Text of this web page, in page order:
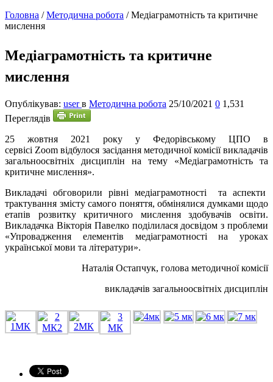
Головна /Методична робота /Медіаграмотність та критичне
мислення
Медіаграмотність та критичне
мислення
Опублікував: userв Методична робота 25/10/2021 0 1,531
Переглядів
25 жовтня 2021 року у Федорівському ЦПО в
сервісі Zoom відбулося засідання методичної комісії викладачів
загальноосвітніх дисциплін на тему «Медіаграмотність та
критичне мислення».
Викладачі обговорили рівні медіаграмотності та аспекти
трактування змісту самого поняття, обмінялися думками щодо
етапів розвитку критичного мислення здобувачів освіти.
Викладачка Вікторія Павелко поділилася досвідом з проблеми
«Упровадження елементів медіаграмотності на уроках
української мови та літератури».
Наталія Остапчук, голова методичної комісії
викладачів загальноосвітніх дисциплін